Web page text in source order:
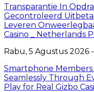
Transparantie In
Gecontroleerd
Leveren
Casino _ Netherlands
Rabu, 5 Agustus 2026
Smartphone Members
Seamlessly Through
Play for Real Gizbo